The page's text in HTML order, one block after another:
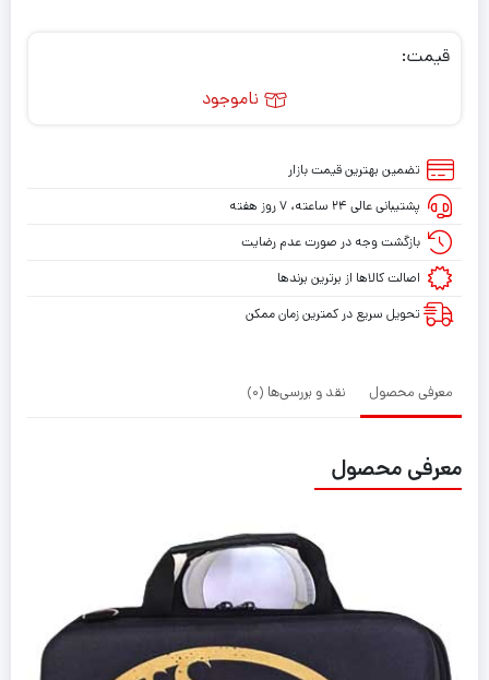
قیمت:
ناموجود
تضمین بهترین قیمت بازار
پشتیبانی عالی ۲۴ ساعته، ۷ روز هفته
بازگشت وجه در صورت عدم رضایت
اصالت کالاها از برترین برندها
تحویل سریع در کمترین زمان ممکن
معرفی محصول نقد و بررسی‌ها (0)
معرفی محصول